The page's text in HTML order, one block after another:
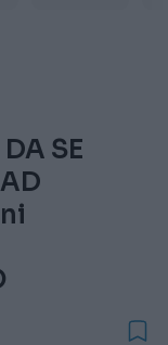
SE